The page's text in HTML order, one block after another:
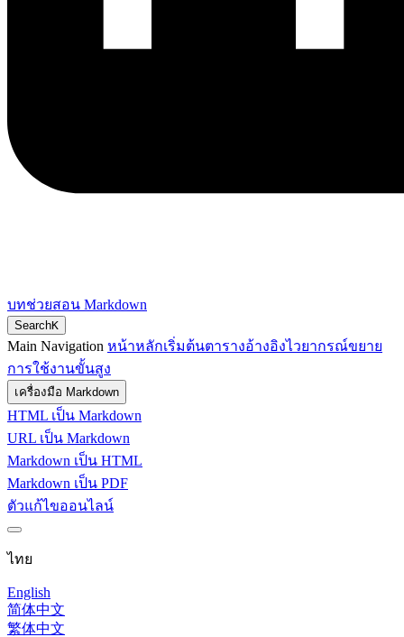
บทช่วยสอน Markdown
SearchK
Main Navigation หน้าหลักเริ่มต้นตารางอ้างอิงไวยากรณ์ขยาย
การใช้งานขั้นสูง
เครื่องมือ Markdown
HTML เป็น Markdown
URL เป็น Markdown
Markdown เป็น HTML
Markdown เป็น PDF
ตัวแก้ไขออนไลน์
ไทย
English
简体中文
繁体中文